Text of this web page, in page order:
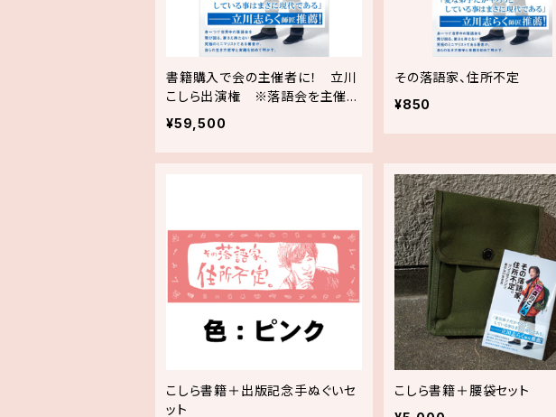
書籍購入で会の主催者に！ 立川
こしら出演権 ※落語会を主催未
経験の個人、団体向け
¥59,500
その落語家、住所不定
¥850
こしら書籍＋出版記念手ぬぐいセ
ット
こしら書籍＋腰袋セット